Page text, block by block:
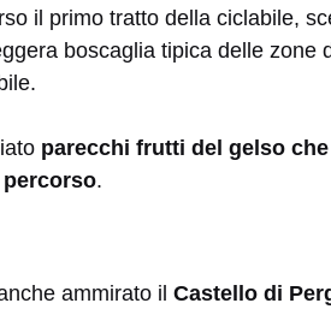
il primo tratto della ciclabile,
boscaglia tipica delle zone
parecchi frutti del gelso
.
ammirato il Castello di